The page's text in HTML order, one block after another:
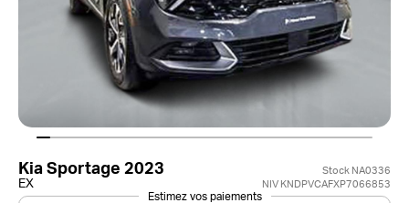
Kia Sportage 2023 Stock NA0336
EX NIV KNDPVCAFXP7066853
Estimez vos paiements